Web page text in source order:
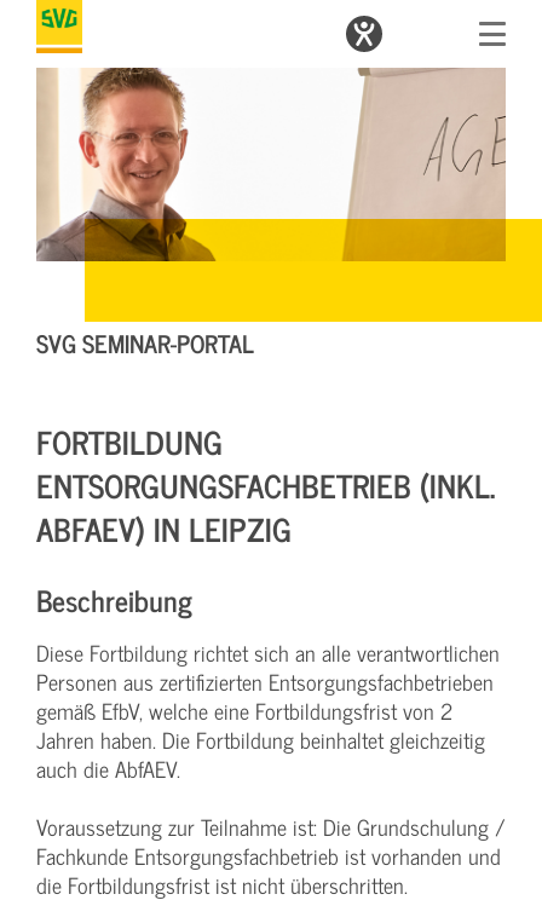
SVG SEMINAR-PORTAL
FORTBILDUNG
ENTSORGUNGSFACHBETRIEB (INKL.
ABFAEV) IN LEIPZIG
Beschreibung
Diese Fortbildung richtet sich an alle verantwortlichen
Personen aus zertifizierten Entsorgungsfachbetrieben
gemäß EfbV, welche eine Fortbildungsfrist von 2
Jahren haben. Die Fortbildung beinhaltet gleichzeitig
auch die AbfAEV.
Voraussetzung zur Teilnahme ist: Die Grundschulung /
Fachkunde Entsorgungsfachbetrieb ist vorhanden und
die Fortbildungsfrist ist nicht überschritten.